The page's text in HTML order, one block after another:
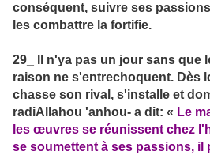
conséquent, suivre ses
les combattre la fortifie.
29_ Il n'ya pas un jour sans que
raison ne s'entrechoquent. Dès
chasse son rival, s'installe et
radiAllahou 'anhou- a dit: « Le
les œuvres se réunissent chez
se soumettent à ses passions, il